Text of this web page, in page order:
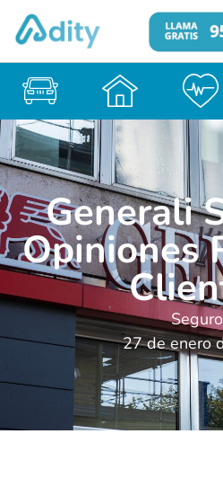
Generali
Opiniones
27 de enero